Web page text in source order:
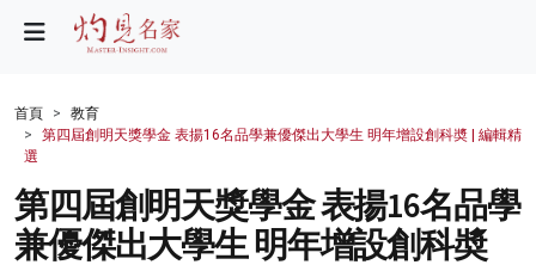
財經
生活
健康
商業
首頁
教育
第四屆創明天獎學金 表揚16名品學兼優傑出大學生 明年增設創科奬 | 編輯精
選
第四屆創明天獎學金 表揚16名品學
兼優傑出大學生 明年增設創科奬